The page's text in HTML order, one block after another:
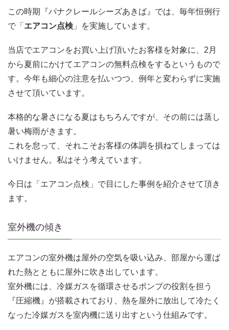
この時期『パナクレールシーズあきば』では、毎年恒例行
で「 エアコン点検 」を実施しています。
当店でエアコンをお買い上げ頂いたお客様を対象に、2月
から夏前にかけてエアコンの無料点検をするというもので
す。今年も細心の注意を払いつつ、例年と変わらずに実施
させて頂いています。
本格的な暑さになる夏はもちろんですが、その前には蒸し
暑い梅雨がきます。
これを怠って、それこそお客様の体調を損ねてしまっては
いけません。私はそう考えています。
今日は「エアコン点検」で目にした事例を紹介させて頂き
ます。
室外機の傾き
エアコンの室外機は屋外の空気を吸い込み、部屋から運ば
れた熱とともに屋外に吹き出しています。
室外機には、冷媒ガスを循環させるポンプの役割を担う
『圧縮機』が搭載されており、熱を屋外に放出して冷たく
なった冷媒ガスを室内機に送り出すという仕組みです。